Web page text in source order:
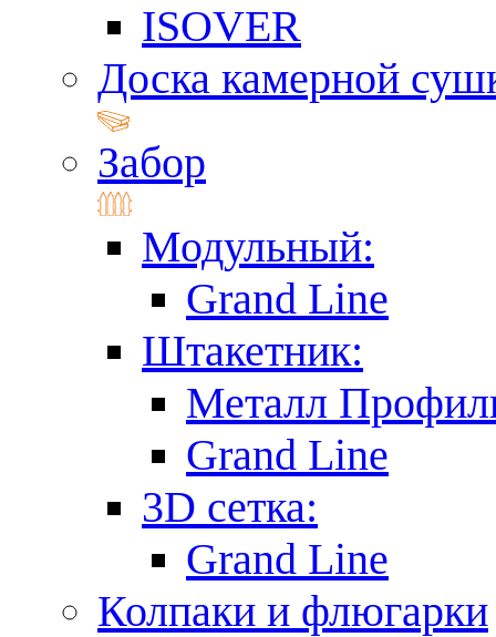
ISOVER
Доска камерной
Забор
Модульный:
Grand Line
Штакетник:
Металл
Grand Line
3D сетка:
Grand Line
Колпаки и флюгарки